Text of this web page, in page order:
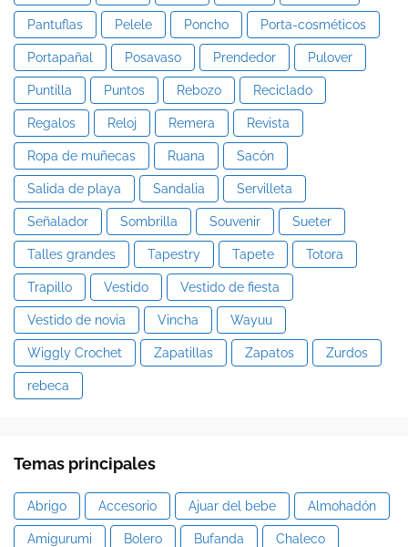
Pantuflas Pelele Poncho Porta-cosméticos
Portapañal Posavaso Prendedor Pulover
Puntilla Puntos Rebozo Reciclado
Regalos Reloj Remera Revista
Ropa de muñecas Ruana Sacón
Salida de playa Sandalia Servilleta
Señalador Sombrilla Souvenir Sueter
Talles grandes Tapestry Tapete Totora
Trapillo Vestido Vestido de fiesta
Vestido de novia Vincha Wayuu
Wiggly Crochet Zapatillas Zapatos Zurdos
rebeca
Temas principales
Abrigo Accesorio Ajuar del bebe Almohadón
Amigurumi Bolero Bufanda Chaleco